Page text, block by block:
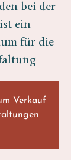
bei der
ein
für die
Verkauf